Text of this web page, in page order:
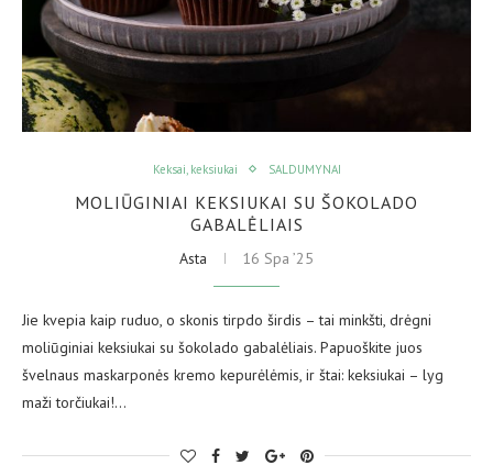
Keksai, keksiukai SALDUMYNAI
MOLIŪGINIAI KEKSIUKAI SU ŠOKOLADO
GABALĖLIAIS
Asta 16 Spa ’25
Jie kvepia kaip ruduo, o skonis tirpdo širdis – tai minkšti, drėgni
moliūginiai keksiukai su šokolado gabalėliais. Papuoškite juos
švelnaus maskarponės kremo kepurėlėmis, ir štai: keksiukai – lyg
maži torčiukai!…